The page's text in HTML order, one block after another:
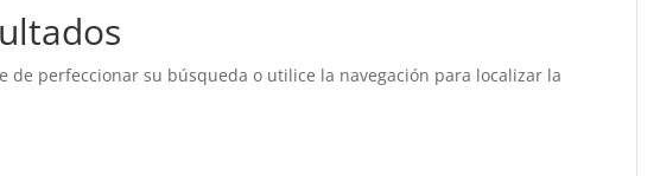
de perfeccionar su búsqueda o utilice la navegación para localizar la